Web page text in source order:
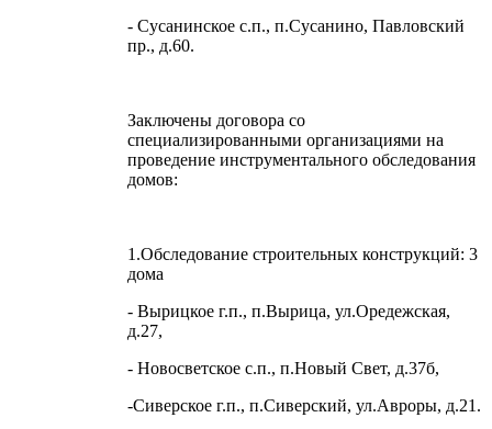
- Сусанинское с.п., п.Сусанино, Павловский
пр., д.60.
Заключены договора со
специализированными организациями на
проведение инструментального обследования
домов:
1.Обследование строительных конструкций: 3
дома
- Вырицкое г.п., п.Вырица, ул.Оредежская,
д.27,
- Новосветское с.п., п.Новый Свет, д.37б,
-Сиверское г.п., п.Сиверский, ул.Авроры, д.21.